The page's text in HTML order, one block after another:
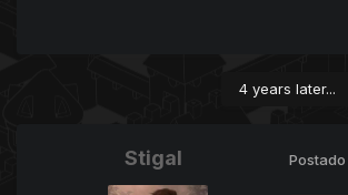
4 years later...
Stigal Postado